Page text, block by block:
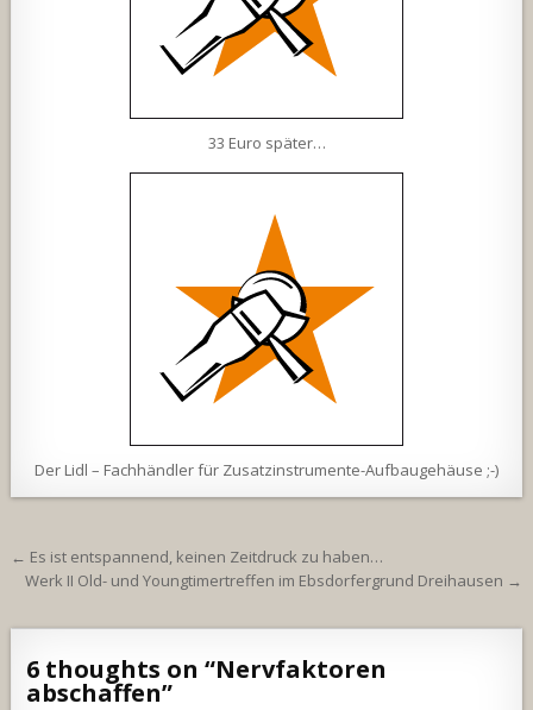
33 Euro später…
Der Lidl – Fachhändler für Zusatzinstrumente-Aufbaugehäuse ;-)
Beitragsnavigation
← Es ist entspannend, keinen Zeitdruck zu haben…
Werk II Old- und Youngtimertreffen im Ebsdorfergrund Dreihausen →
6 thoughts on “Nervfaktoren
abschaffen”